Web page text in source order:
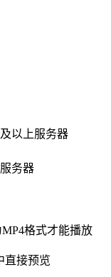
以上服务器
务器
格式才能播放
直接预览